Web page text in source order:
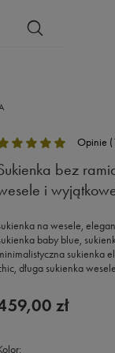
Opinie
bez
i
na wesele,
baby blue,
sukienka
długa sukienka wesele
zł